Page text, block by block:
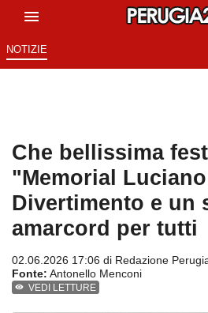
NOTIZIE
Che bellissima
"Memorial
Divertimento e un
amarcord per tutti
02.06.2026 17:06 di Redazione
Fonte: Antonello Menconi
VEDI LETTURE